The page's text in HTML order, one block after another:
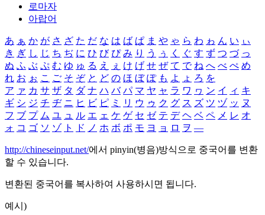
로마자
아랍어
あ ぁ か が さ ざ た だ な は ば ぱ ま や ゃ ら わ ゎ ん い ぃ
き ぎ し じ ち ぢ に ひ び ぴ み り う ぅ く ぐ す ず つ づ っ
ぬ ふ ぶ ぷ む ゆ ゅ る え ぇ け げ せ ぜ て で ね へ べ ぺ め
れ お ぉ こ ご そ ぞ と ど の ほ ぼ ぽ も よ ょ ろ を
ア ァ カ サ ザ タ ダ ナ ハ バ パ マ ヤ ャ ラ ワ ヮ ン イ ィ キ
ギ シ ジ チ ヂ ニ ヒ ビ ピ ミ リ ウ ゥ ク グ ス ズ ツ ヅ ッ ヌ
フ ブ プ ム ユ ュ ル エ ェ ケ ゲ セ ゼ テ デ ヘ ベ ペ メ レ オ
ォ コ ゴ ソ ゾ ト ド ノ ホ ボ ポ モ ヨ ョ ロ ヲ ―
http://chineseinput.net/에서 pinyin(병음)방식으로 중국어를 변환
할 수 있습니다.
변환된 중국어를 복사하여 사용하시면 됩니다.
예시)